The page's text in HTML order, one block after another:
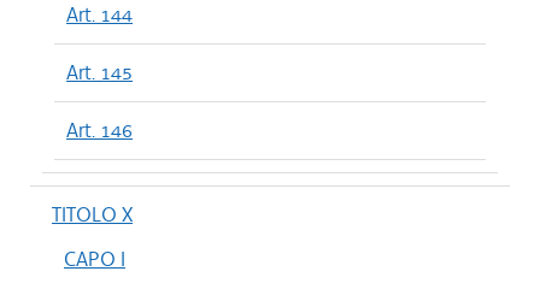
Art. 144
Art. 145
Art. 146
TITOLO X
CAPO I